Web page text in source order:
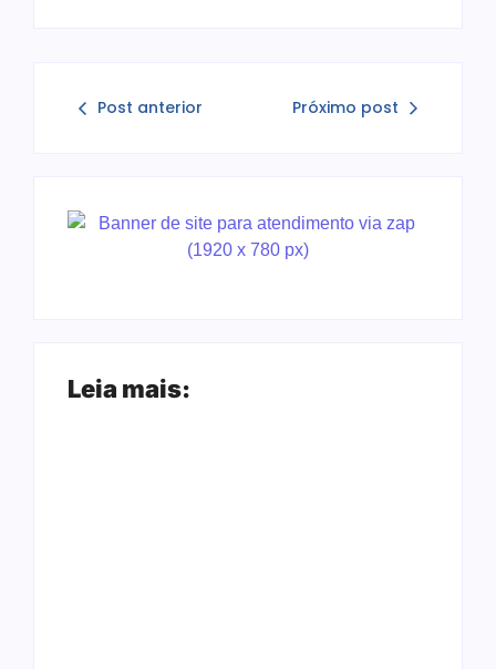
Post anterior Próximo post
Leia mais: